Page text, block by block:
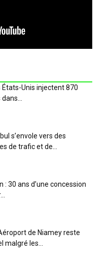
États-Unis injectent 870
s’envole vers des
de trafic et de...
: 30 ans d’une concession
de Niamey reste
malgré les...